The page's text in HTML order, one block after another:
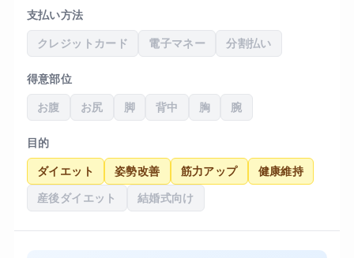
支払い方法
クレジットカード 電子マネー 分割払い
得意部位
お腹 お尻 脚 背中 胸 腕
目的
ダイエット 姿勢改善 筋力アップ 健康維持
産後ダイエット 結婚式向け